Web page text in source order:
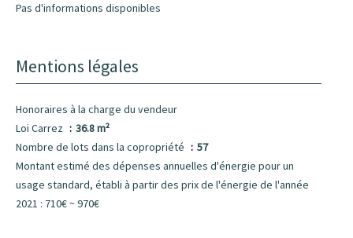
Pas d'informations disponibles
Mentions légales
Honoraires à la charge du vendeur
Loi Carrez
36.8 m²
Nombre de lots dans la copropriété
57
Montant estimé des dépenses annuelles d'énergie pour un
usage standard, établi à partir des prix de l'énergie de l'année
2021 : 710€ ~ 970€